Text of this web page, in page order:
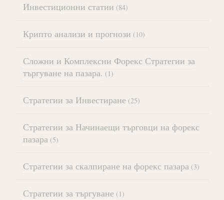
Инвестиционни статии (84)
Крипто анализи и прогнози (10)
Сложни и Комплексни Форекс Стратегии за
търгуване на пазара. (1)
Стратегии за Инвестиране (25)
Стратегии за Начинаещи търговци на форекс
пазара (5)
Стратегии за скалпиране на форекс пазара (3)
Стратегии за търгуване (1)